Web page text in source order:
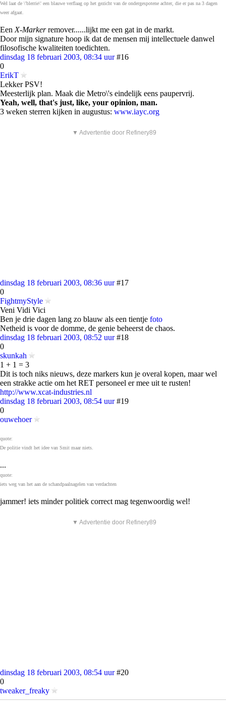
Wel laat de \'blerrie\' een blauwe verflaag op het gezicht van de ondergespotene achter, die er pas na 3 dagen
weer afgaat.
Een X-Markerremover......lijkt me een gat in de markt.
Door mijn signature hoop ik dat de mensen mij intellectuele danwel
filosofische kwaliteiten toedichten.
dinsdag 18 februari 2003, 08:34 uur #16
0
ErikT
Lekker PSV!
Meesterlijk plan. Maak die Metro\'s eindelijk eens paupervrij.
Yeah, well, that's just, like, your opinion, man.
3 weken sterren kijken in augustus: www.iayc.org
▼ Advertentie door Refinery89
dinsdag 18 februari 2003, 08:36 uur #17
0
FightmyStyle
Veni Vidi Vici
Ben je drie dagen lang zo blauw als een tientje foto
Netheid is voor de domme, de genie beheerst de chaos.
dinsdag 18 februari 2003, 08:52 uur #18
0
skunkah
1 + 1 = 3
Dit is toch niks nieuws, deze markers kun je overal kopen, maar wel
een strakke actie om het RET personeel er mee uit te rusten!
http://www.xcat-industries.nl
dinsdag 18 februari 2003, 08:54 uur #19
0
ouwehoer
quote:
De politie vindt het idee van Smit maar niets.
...
quote:
iets weg van het aan de schandpaalnagelen van verdachten
jammer! iets minder politiek correct mag tegenwoordig wel!
▼ Advertentie door Refinery89
dinsdag 18 februari 2003, 08:54 uur #20
0
tweaker_freaky